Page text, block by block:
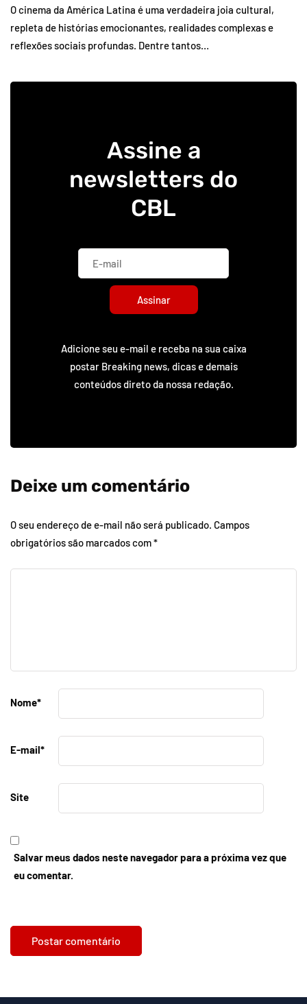
O cinema da América Latina é uma verdadeira joia cultural,
repleta de histórias emocionantes, realidades complexas e
reflexões sociais profundas. Dentre tantos…
Assine a
newsletters do
CBL
Assinar
Adicione seu e-mail e receba na sua caixa
postar Breaking news, dicas e demais
conteúdos direto da nossa redação.
Deixe um comentário
O seu endereço de e-mail não será publicado. Campos
obrigatórios são marcados com*
Nome*
E-mail*
Site
Salvar meus dados neste navegador para a próxima vez que
eu comentar.